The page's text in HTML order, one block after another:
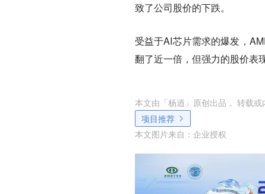
致了公司股价的下跌。
受益于AI芯片需求的爆发，
翻了近一倍，但强力的股价表
本文由「杨逍 」原创出品， 转载
项目推荐
本文图片来自： 企业授权